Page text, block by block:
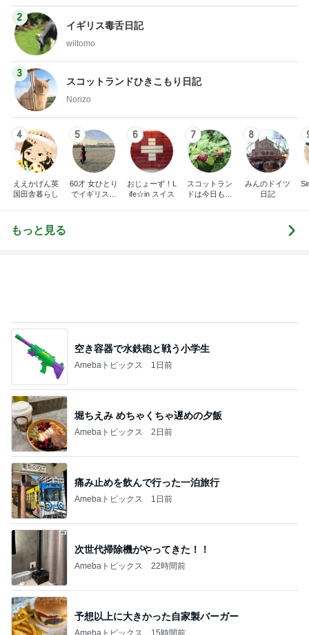
2
イギリス毒舌日記
wiltomo
3
スコットランドひきこもり日記
Norizo
4
ええかげん英
国田舎暮らし
5
60才 女ひとり
でイギリスに
6
おじょーず！L
ife☆in スイス
7
スコットラン
ドは今日も曇
8
みんのドイツ
日記
もっと見る
堀ちえみ めちゃくちゃ遅めの夕飯
Amebaトピックス 2日前
痛み止めを飲んで行った一泊旅行
Amebaトピックス 1日前
次世代掃除機がやってきた！！
Amebaトピックス 22時間前
予想以上に大きかった自家製バーガー
Amebaトピックス 15時間前